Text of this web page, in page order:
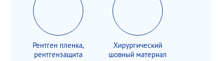
Рентген пленка,
рентгензащита
Хирургический
шовный материал